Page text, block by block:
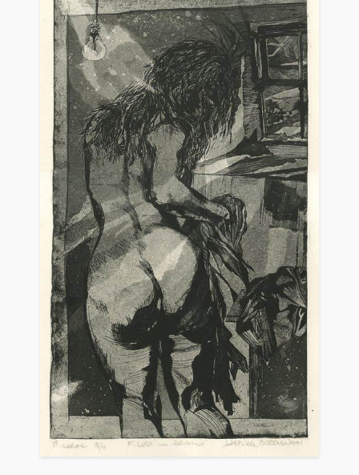
l’Incisione. Rotary Club Acqui Terme - Ovada,
catalogo mostra, Mazzotta, p. 58
Incisori Italiani Contemporanei, Vigonza (Pd),
Associazione Nazionale Incisori Italiani, pp.
198/201.
Arianna Sartori, a cura di, Il vino inciso, La vite,
l’uva, il vino. Prima raccolta - 2006, Mantova,
Centro Studi Sartori per la Grafica, pp.nn.
Elena Viganò, Volti e paesaggi in alcuni artisti
contemporanei, su: Grafica d’Arte, Milano, n.68
ottobre-dicembre, pp. 26/29.
Arianna Sartori, a cura di, Antonia Campanella,
presentazione, Una mostra incisa, Mantova, Centro
Studi Sartori per la Grafica, pp.nn.
2007
Museo della Grafica del Comune di Ostiglia,
Seconda raccolta, a cura di Adalberto Sartori,
catalogo mostra, Mantova, Arianna Sartori Editore,
pp. 24, 25, 114.
2009
4° Biennale Nazionale d’Incisione “Giuseppe
Polanschi”, catalogo mostra, Cavaion Veronese (VR),